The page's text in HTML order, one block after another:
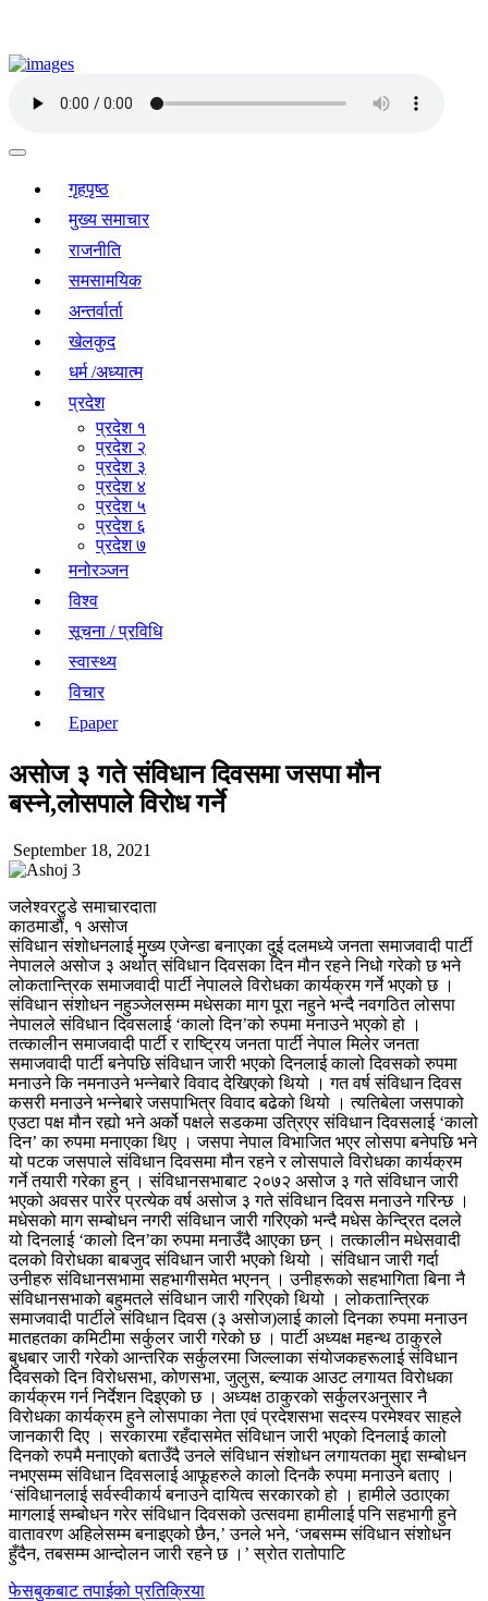
गृहपृष्ठ
मुख्य समाचार
राजनीति
समसामयिक
अन्तर्वार्ता
खेलकुद
धर्म /अध्यात्म
प्रदेश
प्रदेश १
प्रदेश २
प्रदेश ३
प्रदेश ४
प्रदेश ५
प्रदेश ६
प्रदेश ७
मनोरञ्जन
विश्व
सूचना / प्रविधि
स्वास्थ्य
विचार
Epaper
असोज ३ गते संविधान दिवसमा जसपा मौन
बस्ने,लोसपाले विरोध गर्ने
September 18, 2021
जलेश्वरटुडे समाचारदाता
काठमाडौं, १ असोज
संविधान संशोधनलाई मुख्य एजेन्डा बनाएका दुई दलमध्ये जनता समाजवादी पार्टी
नेपालले असोज ३ अर्थात् संविधान दिवसका दिन मौन रहने निधो गरेको छ भने
लोकतान्त्रिक समाजवादी पार्टी नेपालले विरोधका कार्यक्रम गर्ने भएको छ ।
संविधान संशोधन नहुञ्जेलसम्म मधेसका माग पूरा नहुने भन्दै नवगठित लोसपा
नेपालले संविधान दिवसलाई ‘कालो दिन’को रुपमा मनाउने भएको हो ।
तत्कालीन समाजवादी पार्टी र राष्ट्रिय जनता पार्टी नेपाल मिलेर जनता
समाजवादी पार्टी बनेपछि संविधान जारी भएको दिनलाई कालो दिवसको रुपमा
मनाउने कि नमनाउने भन्नेबारे विवाद देखिएको थियो । गत वर्ष संविधान दिवस
कसरी मनाउने भन्नेबारे जसपाभित्र विवाद बढेको थियो । त्यतिबेला जसपाको
एउटा पक्ष मौन रह्यो भने अर्को पक्षले सडकमा उत्रिएर संविधान दिवसलाई ‘कालो
दिन’ का रुपमा मनाएका थिए । जसपा नेपाल विभाजित भएर लोसपा बनेपछि भने
यो पटक जसपाले संविधान दिवसमा मौन रहने र लोसपाले विरोधका कार्यक्रम
गर्ने तयारी गरेका हुन् । संविधानसभाबाट २०७२ असोज ३ गते संविधान जारी
भएको अवसर पारेर प्रत्येक वर्ष असोज ३ गते संविधान दिवस मनाउने गरिन्छ ।
मधेसको माग सम्बोधन नगरी संविधान जारी गरिएको भन्दै मधेस केन्द्रित दलले
यो दिनलाई ‘कालो दिन’का रुपमा मनाउँदै आएका छन् । तत्कालीन मधेसवादी
दलको विरोधका बाबजुद संविधान जारी भएको थियो । संविधान जारी गर्दा
उनीहरु संविधानसभामा सहभागीसमेत भएनन् । उनीहरूको सहभागिता बिना नै
संविधानसभाको बहुमतले संविधान जारी गरिएको थियो । लोकतान्त्रिक
समाजवादी पार्टीले संविधान दिवस (३ असोज)लाई कालो दिनका रुपमा मनाउन
मातहतका कमिटीमा सर्कुलर जारी गरेको छ । पार्टी अध्यक्ष महन्थ ठाकुरले
बुधबार जारी गरेको आन्तरिक सर्कुलरमा जिल्लाका संयोजकहरूलाई संविधान
दिवसको दिन विरोधसभा, कोणसभा, जुलुस, ब्ल्याक आउट लगायत विरोधका
कार्यक्रम गर्न निर्देशन दिइएको छ । अध्यक्ष ठाकुरको सर्कुलरअनुसार नै
विरोधका कार्यक्रम हुने लोसपाका नेता एवं प्रदेशसभा सदस्य परमेश्वर साहले
जानकारी दिए । सरकारमा रहँदासमेत संविधान जारी भएको दिनलाई कालो
दिनको रुपमै मनाएको बताउँदै उनले संविधान संशोधन लगायतका मुद्दा सम्बोधन
नभएसम्म संविधान दिवसलाई आफूहरुले कालो दिनकै रुपमा मनाउने बताए ।
‘संविधानलाई सर्वस्वीकार्य बनाउने दायित्व सरकारको हो । हामीले उठाएका
मागलाई सम्बोधन गरेर संविधान दिवसको उत्सवमा हामीलाई पनि सहभागी हुने
वातावरण अहिलेसम्म बनाइएको छैन,’ उनले भने, ‘जबसम्म संविधान संशोधन
हुँदैन, तबसम्म आन्दोलन जारी रहने छ ।’ स्रोत रातोपाटि
फेसबुकबाट तपाईको प्रतिक्रिया